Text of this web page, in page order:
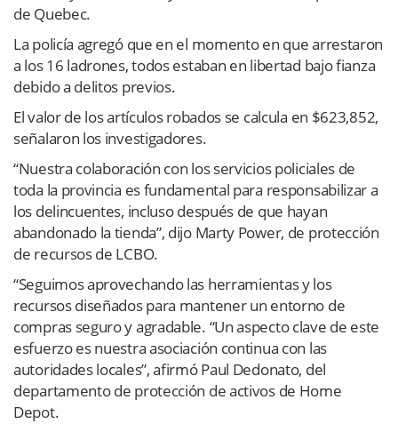
de Quebec.
La policía agregó que en el momento en que arrestaron
a los 16 ladrones, todos estaban en libertad bajo fianza
debido a delitos previos.
El valor de los artículos robados se calcula en $623,852,
señalaron los investigadores.
“Nuestra colaboración con los servicios policiales de
toda la provincia es fundamental para responsabilizar a
los delincuentes, incluso después de que hayan
abandonado la tienda”, dijo Marty Power, de protección
de recursos de LCBO.
“Seguimos aprovechando las herramientas y los
recursos diseñados para mantener un entorno de
compras seguro y agradable. “Un aspecto clave de este
esfuerzo es nuestra asociación continua con las
autoridades locales”, afirmó Paul Dedonato, del
departamento de protección de activos de Home
Depot.